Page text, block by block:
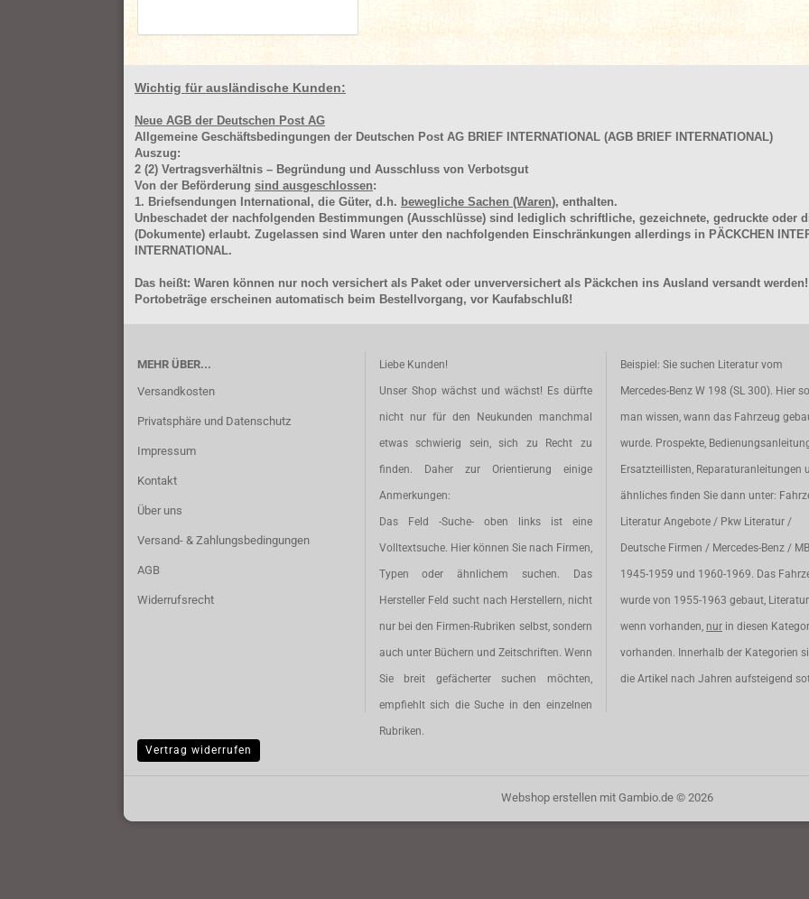
Wichtig für ausländische Kunden:
Neue AGB der Deutschen Post AG
Allgemeine Geschäftsbedingungen der Deutschen Post AG BRIEF INTERNATIONAL (AGB BRIEF INTERNATIONAL)
Auszug:
2 (2) Vertragsverhältnis – Begründung und Ausschluss von Verbotsgut
Von der Beförderung sind ausgeschlossen:
1. Briefsendungen International, die Güter, d.h. bewegliche Sachen (Waren), enthalten.
Unbeschadet der nachfolgenden Bestimmungen (Ausschlüsse) sind lediglich schriftliche, gezeichnete, gedruckte oder
(Dokumente) erlaubt. Zugelassen sind Waren unter den nachfolgenden Einschränkungen allerdings in PÄCKCHEN
INTERNATIONAL.
Das heißt: Waren können nur noch versichert als Paket oder unverversichert als Päckchen ins Ausland versandt
Portobeträge erscheinen automatisch beim Bestellvorgang, vor Kaufabschluß!
MEHR ÜBER...
Versandkosten
Privatsphäre und Datenschutz
Impressum
Kontakt
Über uns
Versand- & Zahlungsbedingungen
AGB
Widerrufsrecht
Liebe Kunden!
Unser Shop wächst und wächst! Es dürfte
nicht nur für den Neukunden manchmal
etwas schwierig sein, sich zu Recht zu
finden. Daher zur Orientierung einige
Anmerkungen:
Das Feld -Suche- oben links ist eine
Volltextsuche. Hier können Sie nach Firmen,
Typen oder ähnlichem suchen. Das
Hersteller Feld sucht nach Herstellern, nicht
nur bei den Firmen-Rubriken selbst, sondern
auch unter Büchern und Zeitschriften. Wenn
Sie breit gefächerter suchen möchten,
empfiehlt sich die Suche in den einzelnen
Rubriken.
Beispiel: Sie suchen Literatur vom
Mercedes-Benz W 198 (SL 300). Hier
man wissen, wann das Fahrzeug
wurde. Prospekte,
Ersatzteillisten, Reparaturanleitungen
ähnliches finden Sie dann unter:
Literatur Angebote / Pkw Literatur /
Deutsche Firmen / Mercedes-Benz / MB
1945-1959 und 1960-1969. Das
wurde von 1955-1963 gebaut,
wenn vorhanden, nur in diesen
vorhanden. Innerhalb der Kategorien
die Artikel nach Jahren aufsteigend
Vertrag widerrufen
Webshop erstellenmit Gambio.de © 2026